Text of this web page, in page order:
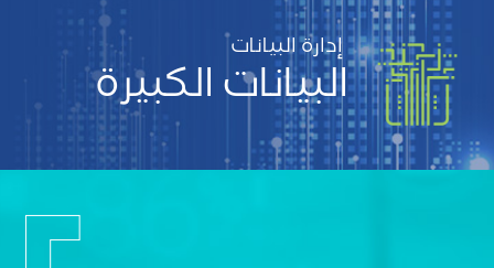
إدارة البيانات
البيانات الكبيرة